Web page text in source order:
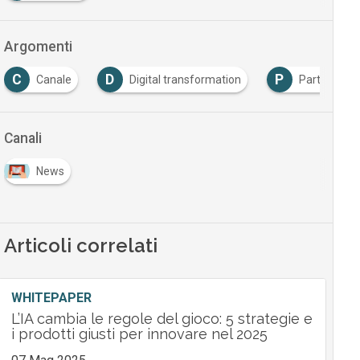
Argomenti
C Canale D Digital transformation P Partner
Canali
News
Articoli correlati
WHITEPAPER
L’IA cambia le regole del gioco: 5 strategie e
i prodotti giusti per innovare nel 2025